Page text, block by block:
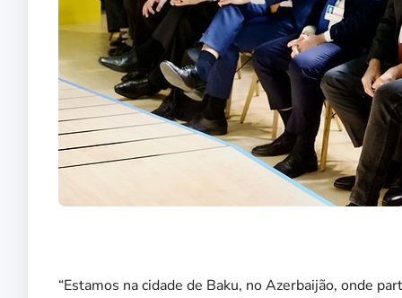
“Estamos na cidade de Baku, no Azerbaijão, onde